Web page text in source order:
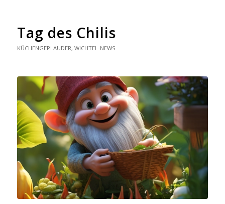
Tag des Chilis
KÜCHENGEPLAUDER, WICHTEL-NEWS